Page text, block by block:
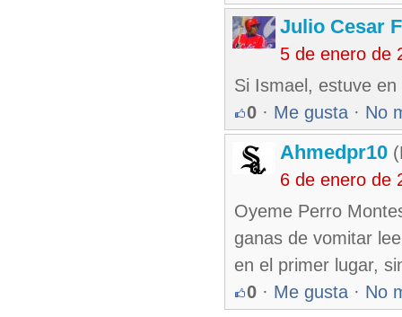
Julio Cesar
5 de enero de
Si Ismael, estuve en
0 · Me gusta · No
Ahmedpr10
6 de enero de
Oyeme Perro
ganas de vomitar
en el primer lugar,
0 · Me gusta · No